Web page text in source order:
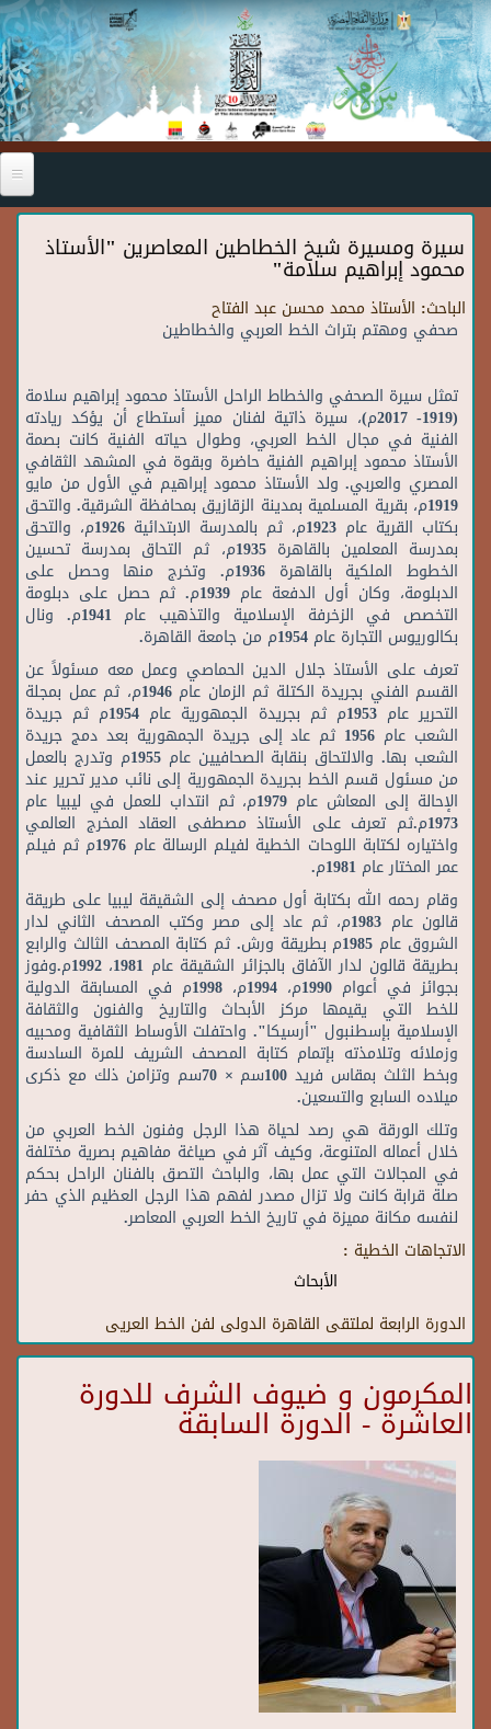
Skip to main content
سيرة ومسيرة شيخ الخطاطين المعاصرين "الأستاذ
محمود إبراهيم سلامة"
الباحث: الأستاذ محمد محسن عبد الفتاح
صحفي ومهتم بتراث الخط العربي والخطاطين
تمثل سيرة الصحفي والخطاط الراحل الأستاذ محمود إبراهيم سلامة
(1919- 2017م)، سيرة ذاتية لفنان مميز أستطاع أن يؤكد ريادته
الفنية في مجال الخط العربي، وطوال حياته الفنية كانت بصمة
الأستاذ محمود إبراهيم الفنية حاضرة وبقوة في المشهد الثقافي
المصري والعربي. ولد الأستاذ محمود إبراهيم في الأول من مايو
1919م، بقرية المسلمية بمدينة الزقازيق بمحافظة الشرقية. والتحق
بكتاب القرية عام 1923م، ثم بالمدرسة الابتدائية 1926م، والتحق
بمدرسة المعلمين بالقاهرة 1935م، ثم التحاق بمدرسة تحسين
الخطوط الملكية بالقاهرة 1936م. وتخرج منها وحصل على
الدبلومة، وكان أول الدفعة عام 1939م. ثم حصل على دبلومة
التخصص في الزخرفة الإسلامية والتذهيب عام 1941م. ونال
بكالوريوس التجارة عام 1954م من جامعة القاهرة.
تعرف على الأستاذ جلال الدين الحماصي وعمل معه مسئولاً عن
القسم الفني بجريدة الكتلة ثم الزمان عام 1946م، ثم عمل بمجلة
التحرير عام 1953م ثم بجريدة الجمهورية عام 1954م ثم جريدة
الشعب عام 1956 ثم عاد إلى جريدة الجمهورية بعد دمج جريدة
الشعب بها. والالتحاق بنقابة الصحافيين عام 1955م وتدرج بالعمل
من مسئول قسم الخط بجريدة الجمهورية إلى نائب مدير تحرير عند
الإحالة إلى المعاش عام 1979م، ثم انتداب للعمل في ليبيا عام
1973م.ثم تعرف على الأستاذ مصطفى العقاد المخرج العالمي
واختياره لكتابة اللوحات الخطية لفيلم الرسالة عام 1976م ثم فيلم
عمر المختار عام 1981م.
وقام رحمه الله بكتابة أول مصحف إلى الشقيقة ليبيا على طريقة
قالون عام 1983م، ثم عاد إلى مصر وكتب المصحف الثاني لدار
الشروق عام 1985م بطريقة ورش. ثم كتابة المصحف الثالث والرابع
بطريقة قالون لدار الآفاق بالجزائر الشقيقة عام 1981، 1992م.وفوز
بجوائز في أعوام 1990م، 1994م، 1998م في المسابقة الدولية
للخط التي يقيمها مركز الأبحاث والتاريخ والفنون والثقافة
الإسلامية بإسطنبول "أرسيكا". واحتفلت الأوساط الثقافية ومحبيه
وزملائه وتلامذته بإتمام كتابة المصحف الشريف للمرة السادسة
وبخط الثلث بمقاس فريد 100سم × 70سم وتزامن ذلك مع ذكرى
ميلاده السابع والتسعين.
وتلك الورقة هي رصد لحياة هذا الرجل وفنون الخط العربي من
خلال أعماله المتنوعة، وكيف آثر في صياغة مفاهيم بصرية مختلفة
في المجالات التي عمل بها، والباحث التصق بالفنان الراحل بحكم
صلة قرابة كانت ولا تزال مصدر لفهم هذا الرجل العظيم الذي حفر
لنفسه مكانة مميزة في تاريخ الخط العربي المعاصر.
الاتجاهات الخطية :
الأبحاث
الدورة الرابعة لملتقى القاهرة الدولى لفن الخط العريى
المكرمون و ضيوف الشرف للدورة
العاشرة - الدورة السابقة